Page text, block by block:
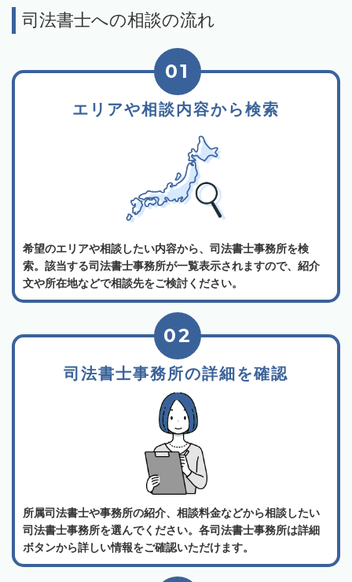
司法書士への相談の流れ
エリアや相談内容から検索
01
希望のエリアや相談したい内容から、司法書士事務所を検
索。該当する司法書士事務所が一覧表示されますので、紹介
文や所在地などで相談先をご検討ください。
司法書士事務所の詳細を確認
02
所属司法書士や事務所の紹介、相談料金などから相談したい
司法書士事務所を選んでください。各司法書士事務所は詳細
ボタンから詳しい情報をご確認いただけます。